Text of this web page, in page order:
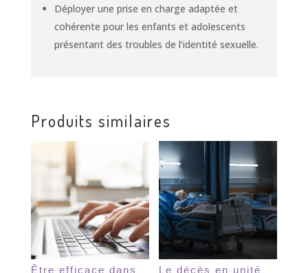
Déployer une prise en charge adaptée et
cohérente pour les enfants et adolescents
présentant des troubles de l’identité sexuelle.
Produits similaires
Être efficace dans
Le décès en unité